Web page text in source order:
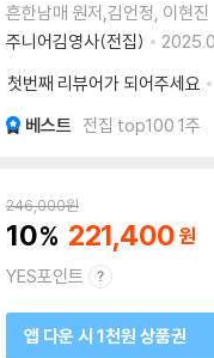
흔한남매 원저,김언정, 이현진
주니어김영사(전집)
첫번째 리뷰어가 되어주세요
베스트 전집 top100 1주
246,000원
10 221,400
YES포인트
앱 다운 시 1천원 상품권